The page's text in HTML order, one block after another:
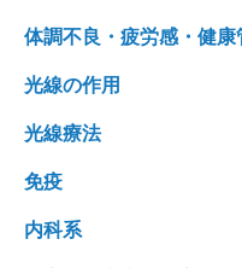
体調不良・疲労感・健
光線の作用
光線療法
免疫
内科系